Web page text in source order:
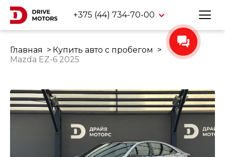
+375 (44) 734-70-00
Главная
Купить авто с пробегом
Mazda EZ-6 2025